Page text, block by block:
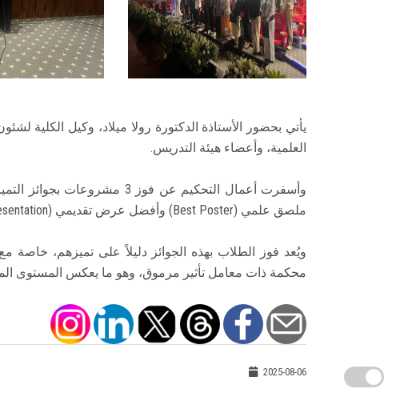
يأتي بحضور الأستاذة الدكتورة رولا ميلاد، وكيل الكلية
العلمية، وأعضاء هيئة التدريس.
ملصق علمي (Best Poster) وأفضل عرض تقديمي (Best Presentation)
ويُعد فوز الطلاب بهذه الجوائز دليلاً على تميزهم،
محكمة ذات معامل تأثير مرموق، وهو ما يعكس المستوى
2025-08-06